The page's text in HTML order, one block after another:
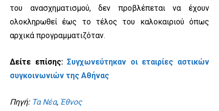
του ανασχηματισμού, δεν προβλέπεται να έχουν
ολοκληρωθεί έως το τέλος του καλοκαιριού όπως
αρχικά προγραμματιζόταν.
Δείτε επίσης:Συγχωνεύτηκαν οι εταιρίες αστικών
συγκοινωνιών της Αθήνας
Πηγή: Τα Νέα, Έθνος